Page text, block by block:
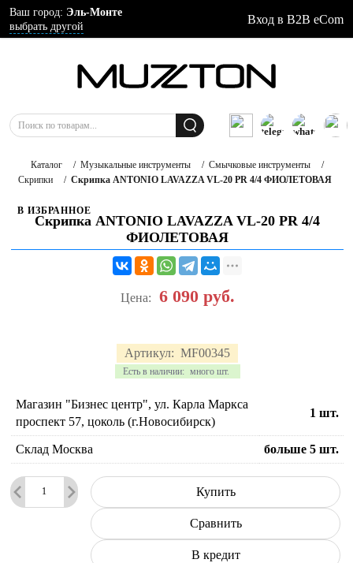
Ваш город: Эль-Монте
выбрать другой
Вход в B2B eCom
Каталог / Музыкальные инструменты / Смычковые инструменты
/
Скрипки
/ Скрипка ANTONIO LAVAZZA VL-20 PR 4/4 ФИОЛЕТОВАЯ
В ИЗБРАННОЕ
Скрипка ANTONIO LAVAZZA VL-20 PR 4/4
ФИОЛЕТОВАЯ
Артикул: MF00345
Есть в наличии: много шт.
Цена: 6 090 руб.
Магазин "Бизнес центр", ул. Карла Маркса
проспект 57, цоколь (г.Новосибирск)
1 шт.
Склад Москва больше 5 шт.
Купить
Сравнить
В кредит